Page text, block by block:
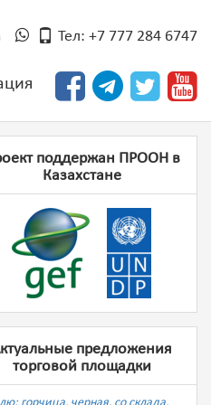
Тел: +7 777 284 6747
поддержан ПРООН в
Казахстане
предложения
торговой площадки